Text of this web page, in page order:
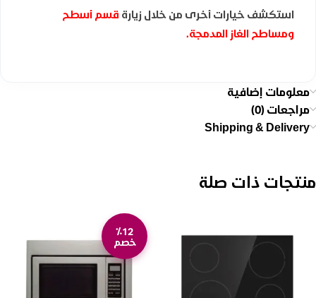
استكشف خيارات أخرى من خلال زيارة قسم أسطح
ومساطح الغاز المدمجة.
معلومات إضافية
مراجعات (0)
Shipping & Delivery
منتجات ذات صلة
٪12
خصم